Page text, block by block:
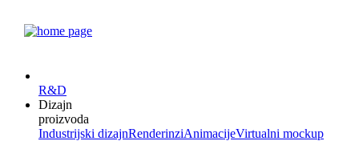
R&D
Dizajn
proizvoda
Industrijski dizajnRenderinziAnimacijeVirtualni mockup